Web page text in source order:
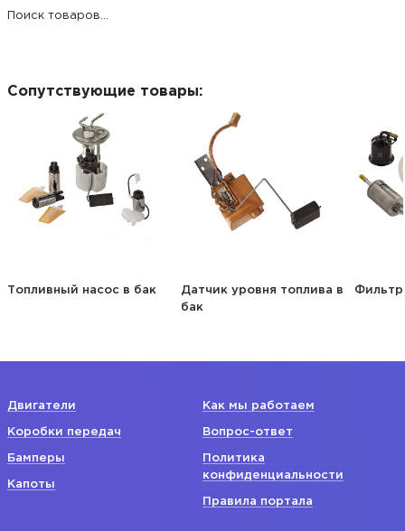
Поиск товаров...
Сопутствующие товары:
Топливный насос в бак
Датчик уровня топлива в
бак
Фильтр
Двигатели
Коробки передач
Бамперы
Капоты
Как мы работаем
Вопрос-ответ
Политика
конфиденциальности
Правила портала